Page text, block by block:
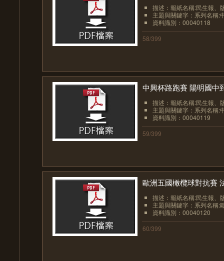
描述：報紙名稱:民生報、
主題與關鍵字：系列名稱:
資料識別：00040118
58/399
中興杯路跑賽 陽明國中
描述：報紙名稱:民生報、
主題與關鍵字：系列名稱:
資料識別：00040119
59/399
歐洲五國橄欖球對抗賽
描述：報紙名稱:民生報、
主題與關鍵字：系列名稱:
資料識別：00040120
60/399